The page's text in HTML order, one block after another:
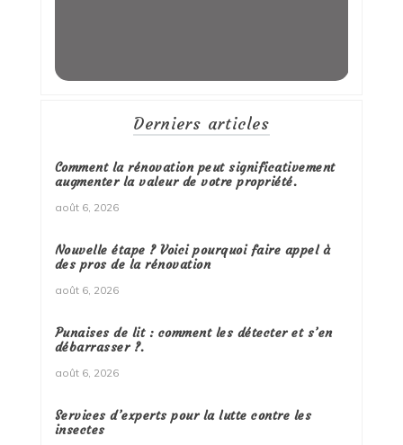
Derniers articles
Comment la rénovation peut significativement
augmenter la valeur de votre propriété.
août 6, 2026
Nouvelle étape ? Voici pourquoi faire appel à
des pros de la rénovation
août 6, 2026
Punaises de lit : comment les détecter et s’en
débarrasser ?.
août 6, 2026
Services d’experts pour la lutte contre les
insectes